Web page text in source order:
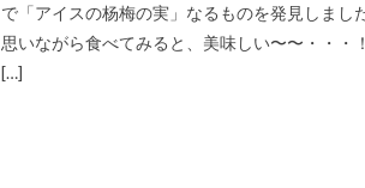
で「アイスの杨梅の実」なるものを発見しまし
思いながら食べてみると、美味しい〜〜・・
[…]